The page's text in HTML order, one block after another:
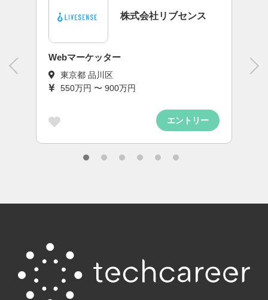
株式会社リブセンス
Webマーケッター
東京都 品川区
550万円 〜 900万円
エントリー
UI/UXデ
東京